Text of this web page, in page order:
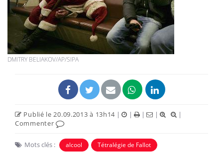
DMITRY BELIAKOV/AP/SIPA
Publié le 20.09.2013 à 13h14 | | | |
|
Commenter
Mots clés : alcool Tétralégie de Fallot